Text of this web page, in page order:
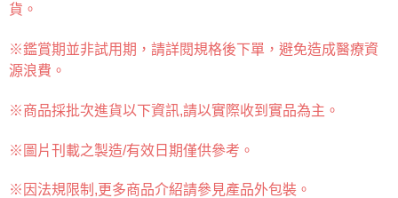
貨。
※鑑賞期並非試用期， 請詳閱規格後下單，避免造成醫療資
源浪費。
※商品採批次進貨以下資訊,請以實際收到實品為主。
※圖片刊載之製造/有效日期僅供參考 。
※因法規限制,更多商品介紹請參見產品外包裝 。